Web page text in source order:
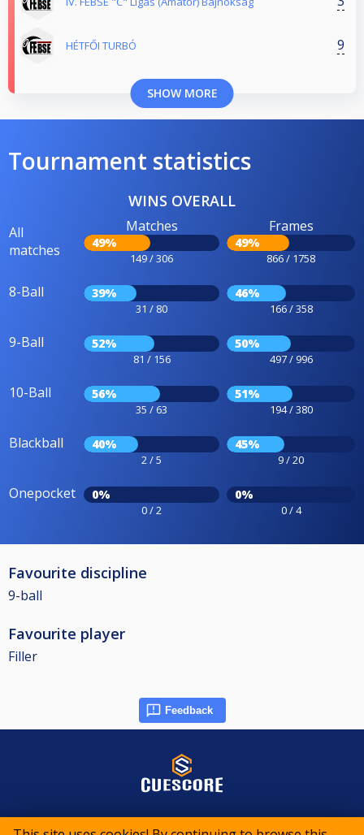
HÉTFŐI TURBÓ 9
SHOW MORE
Tournament statistics
WINS OVERALL
All
matches
Matches
49%
149 / 306
Frames
49%
866 / 1758
8-Ball 39%
31 / 80
46%
166 / 358
9-Ball 52%
81 / 156
50%
497 / 996
10-Ball 56%
35 / 63
51%
194 / 380
Blackball 40%
2 / 5
45%
9 / 20
Onepocket 0%
0 / 2
0%
0 / 4
Favourite discipline
9-ball
Favourite player
Filler
Feedback
© 2015-2026 CueScore International